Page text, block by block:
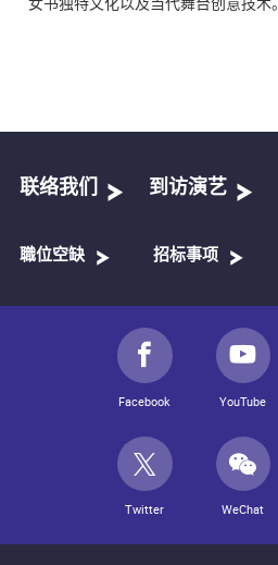
联络我们 到访演艺
職位空缺 招标事项
Facebook YouTube
Twitter WeChat